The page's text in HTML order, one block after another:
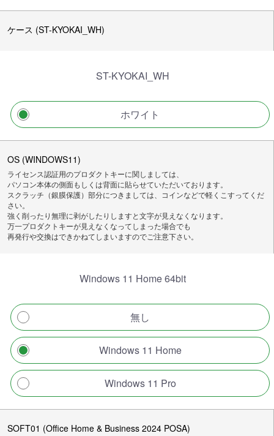
ケース (ST-KYOKAI_WH)
ST-KYOKAI_WH
ホワイト
OS (WINDOWS11)
ライセンス認証用のプロダクトキーに関しましては、
パソコン本体の側面もしくは背面に貼らせていただいております。
スクラッチ（銀膜保護）部分につきましては、コインなどで軽くこすってくだ
さい。
強く削ったり無理に剥がしたりしますと文字が見えなくなります。
万一プロダクトキーが見えなくなってしまった場合でも
再発行や交換はできかねてしまいますのでご注意下さい。
Windows 11 Home 64bit
無し
Windows 11 Home
Windows 11 Pro
SOFT01 (Office Home & Business 2024 POSA)